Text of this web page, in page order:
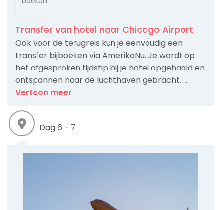
Transfer van hotel naar Chicago Airport
Ook voor de terugreis kun je eenvoudig een
transfer bijboeken via AmerikaNu. Je wordt op
het afgesproken tijdstip bij je hotel opgehaald en
ontspannen naar de luchthaven gebracht. ...
Vertoon meer
Dag 6 - 7